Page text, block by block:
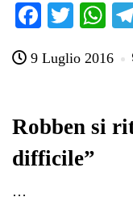
Fa
bo
T
tte
W
ts
pp
9 Luglio 2016
Robben si
difficile”
…